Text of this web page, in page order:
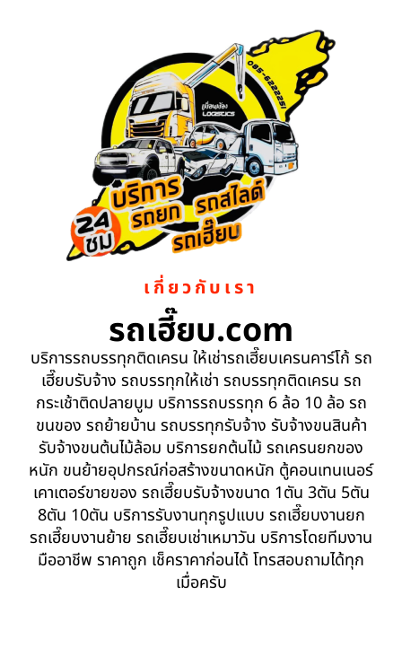
เกี่ยวกับเรา
รถเฮี๊ยบ.com
บริการรถบรรทุกติดเครน ให้เช่ารถเฮี๊ยบเครนคาร์โก้ รถ
เฮี๊ยบรับจ้าง รถบรรทุกให้เช่า รถบรรทุกติดเครน รถ
กระเช้าติดปลายบูม บริการรถบรรทุก 6 ล้อ 10 ล้อ รถ
ขนของ รถย้ายบ้าน รถบรรทุกรับจ้าง รับจ้างขนสินค้า
รับจ้างขนต้นไม้ล้อม บริการยกต้นไม้ รถเครนยกของ
หนัก ขนย้ายอุปกรณ์ก่อสร้างขนาดหนัก ตู้คอนเทนเนอร์
เคาเตอร์ขายของ รถเฮี๊ยบรับจ้างขนาด 1ตัน 3ตัน 5ตัน
8ตัน 10ตัน บริการรับงานทุกรูปแบบ รถเฮี๊ยบงานยก
รถเฮี๊ยบงานย้าย รถเฮี๊ยบเช่าเหมาวัน บริการโดยทีมงาน
มืออาชีพ ราคาถูก เช็คราคาก่อนได้ โทรสอบถามได้ทุก
เมื่อครับ